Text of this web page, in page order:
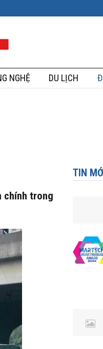
NGHỆ DU LỊCH
chính trong
TIN